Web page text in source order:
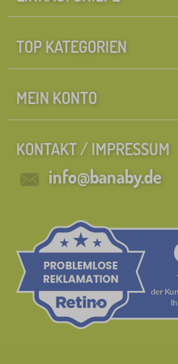
TOP KATEGORIEN
MEIN KONTO
KONTAKT / IMPRESSUM
info@banaby.de